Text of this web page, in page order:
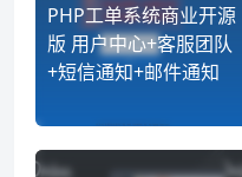
PHP工单系统商业开源
版 用户中心+客服团队
+短信通知+邮件通知